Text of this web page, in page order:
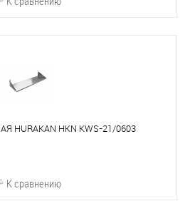
HURAKAN HKN KWS-21/0603
К сравнению